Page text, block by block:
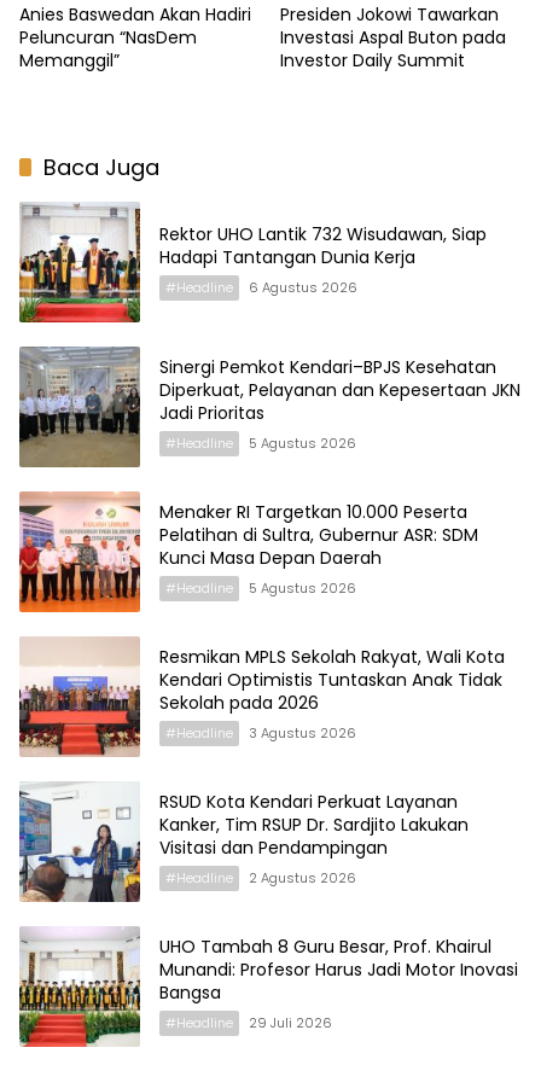
Anies Baswedan Akan Hadiri
Peluncuran “NasDem
Memanggil”
Presiden Jokowi Tawarkan
Investasi Aspal Buton pada
Investor Daily Summit
Baca Juga
Rektor UHO Lantik 732 Wisudawan, Siap
Hadapi Tantangan Dunia Kerja
#Headline 6 Agustus 2026
Sinergi Pemkot Kendari–BPJS Kesehatan
Diperkuat, Pelayanan dan Kepesertaan JKN
Jadi Prioritas
#Headline 5 Agustus 2026
Menaker RI Targetkan 10.000 Peserta
Pelatihan di Sultra, Gubernur ASR: SDM
Kunci Masa Depan Daerah
#Headline 5 Agustus 2026
Resmikan MPLS Sekolah Rakyat, Wali Kota
Kendari Optimistis Tuntaskan Anak Tidak
Sekolah pada 2026
#Headline 3 Agustus 2026
RSUD Kota Kendari Perkuat Layanan
Kanker, Tim RSUP Dr. Sardjito Lakukan
Visitasi dan Pendampingan
#Headline 2 Agustus 2026
UHO Tambah 8 Guru Besar, Prof. Khairul
Munandi: Profesor Harus Jadi Motor Inovasi
Bangsa
#Headline 29 Juli 2026